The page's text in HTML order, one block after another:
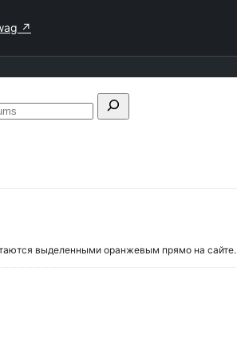
↗
Search
выделенными оранжевым прямо на сайте.